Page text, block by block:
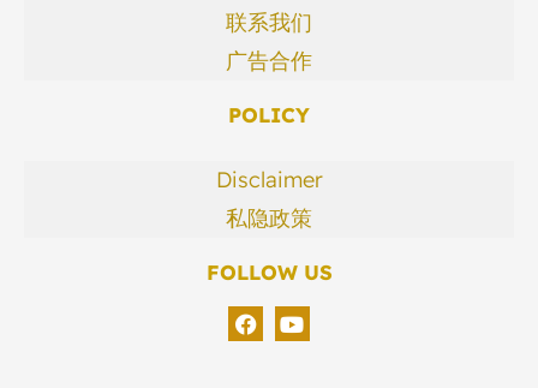
联系我们
广告合作
POLICY
Disclaimer
私隐政策
FOLLOW US